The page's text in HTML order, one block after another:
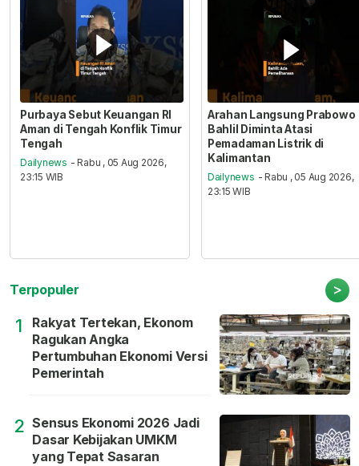
Purbaya Sebut Keuangan RI
Aman di Tengah Konflik Timur
Tengah
Dailynews - Rabu , 05 Aug 2026,
23:15 WIB
Arahan Langsung Prabowo
Bahlil Diminta Atasi
Pemadaman Listrik di
Kalimantan
Dailynews - Rabu , 05 Aug 2026,
23:15 WIB
Terpopuler >
1
Rakyat Tertekan, Ekonom
Ragukan Angka
Pertumbuhan Ekonomi Versi
Pemerintah
2 Sensus Ekonomi 2026 Jadi
Dasar Kebijakan UMKM
yang Tepat Sasaran